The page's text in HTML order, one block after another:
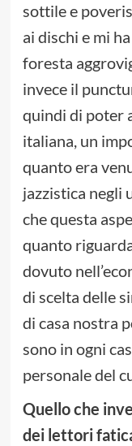
sottile e
ai dischi e mi
foresta
invece il
quindi di poter
italiana, un
quanto era
jazzistica negli
che questa
quanto
dovuto
di scelta delle
di casa nostra
sono in ogni
personale del
Quello che
dei lettori